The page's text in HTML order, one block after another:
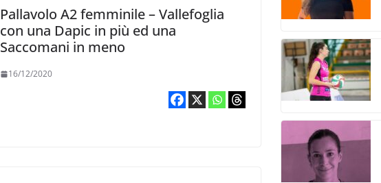
Pallavolo A2 femminile – Vallefoglia
con una Dapic in più ed una
Saccomani in meno
16/12/2020